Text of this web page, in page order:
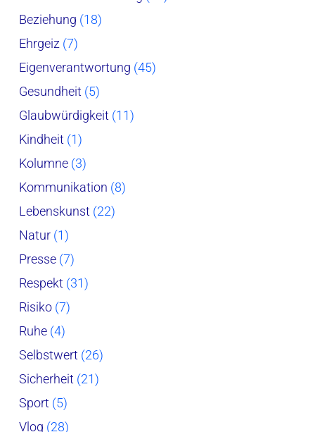
Beziehung (18)
Ehrgeiz (7)
Eigenverantwortung (45)
Gesundheit (5)
Glaubwürdigkeit (11)
Kindheit (1)
Kolumne (3)
Kommunikation (8)
Lebenskunst (22)
Natur (1)
Presse (7)
Respekt (31)
Risiko (7)
Ruhe (4)
Selbstwert (26)
Sicherheit (21)
Sport (5)
Vlog (28)